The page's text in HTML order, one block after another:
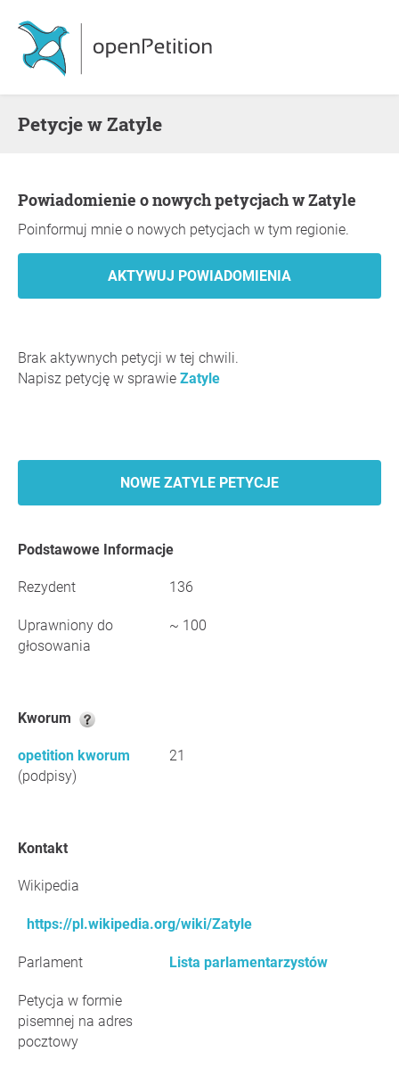
Petycje w Zatyle
Powiadomienie o nowych petycjach w Zatyle
Poinformuj mnie o nowych petycjach w tym regionie.
Brak aktywnych petycji w tej chwili.
Napisz petycję w sprawie Zatyle
NOWE ZATYLE PETYCJE
Podstawowe Informacje
Rezydent 136
Uprawniony do
głosowania
~ 100
Kworum
opetition kworum
(podpisy)
21
Kontakt
Wikipedia
https://pl.wikipedia.org/wiki/Zatyle
Parlament Lista parlamentarzystów
Petycja w formie
pisemnej na adres
pocztowy